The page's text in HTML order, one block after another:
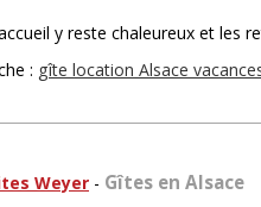
y reste chaleureux et les
: gîte location Alsace
Weyer - Gîtes en Alsace